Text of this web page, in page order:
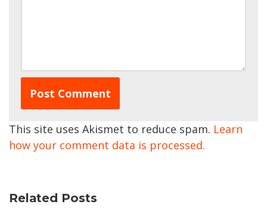
This site uses Akismet to reduce spam. Learn
how your comment data is processed.
Related Posts